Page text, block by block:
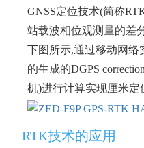
GNSS定位技术(简称
站载波相位观测量的差
下图所示,通过移动网络
的生成的DGPS
机)进行计算实现厘米定
RTK技术的应用